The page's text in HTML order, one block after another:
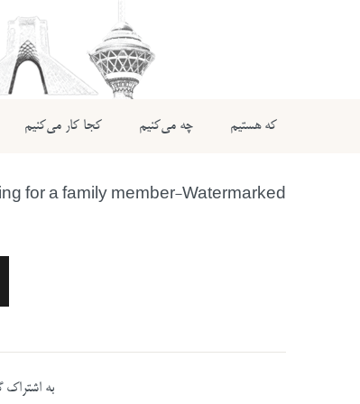
که هستیم چه می‌کنیم کجا کار می‌کنیم
for a family member-Watermarked
به اشتراک